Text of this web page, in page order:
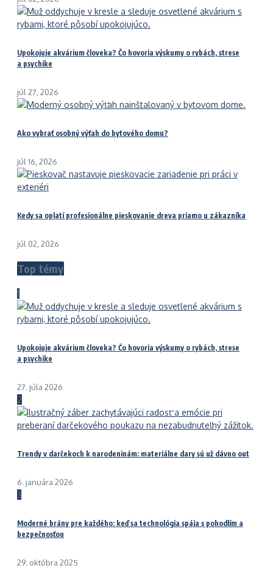
Upokojuje akvárium človeka? Čo hovoria výskumy o rybách, strese
a psychike
júl 27, 2026
Ako vybrať osobný výťah do bytového domu?
júl 16, 2026
Kedy sa oplatí profesionálne pieskovanie dreva priamo u zákazníka
júl 02, 2026
Top témy
1
Upokojuje akvárium človeka? Čo hovoria výskumy o rybách, strese
a psychike
27. júla 2026
2
Trendy v darčekoch k narodeninám: materiálne dary sú už dávno out
6. januára 2026
3
Moderné brány pre každého: keď sa technológia spája s pohodlím a
bezpečnosťou
29. októbra 2025